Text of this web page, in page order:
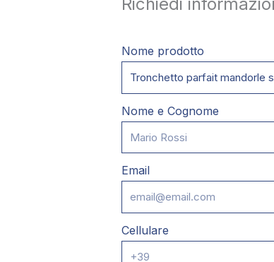
Nome prodotto
Nome e Cognome
Email
Cellulare